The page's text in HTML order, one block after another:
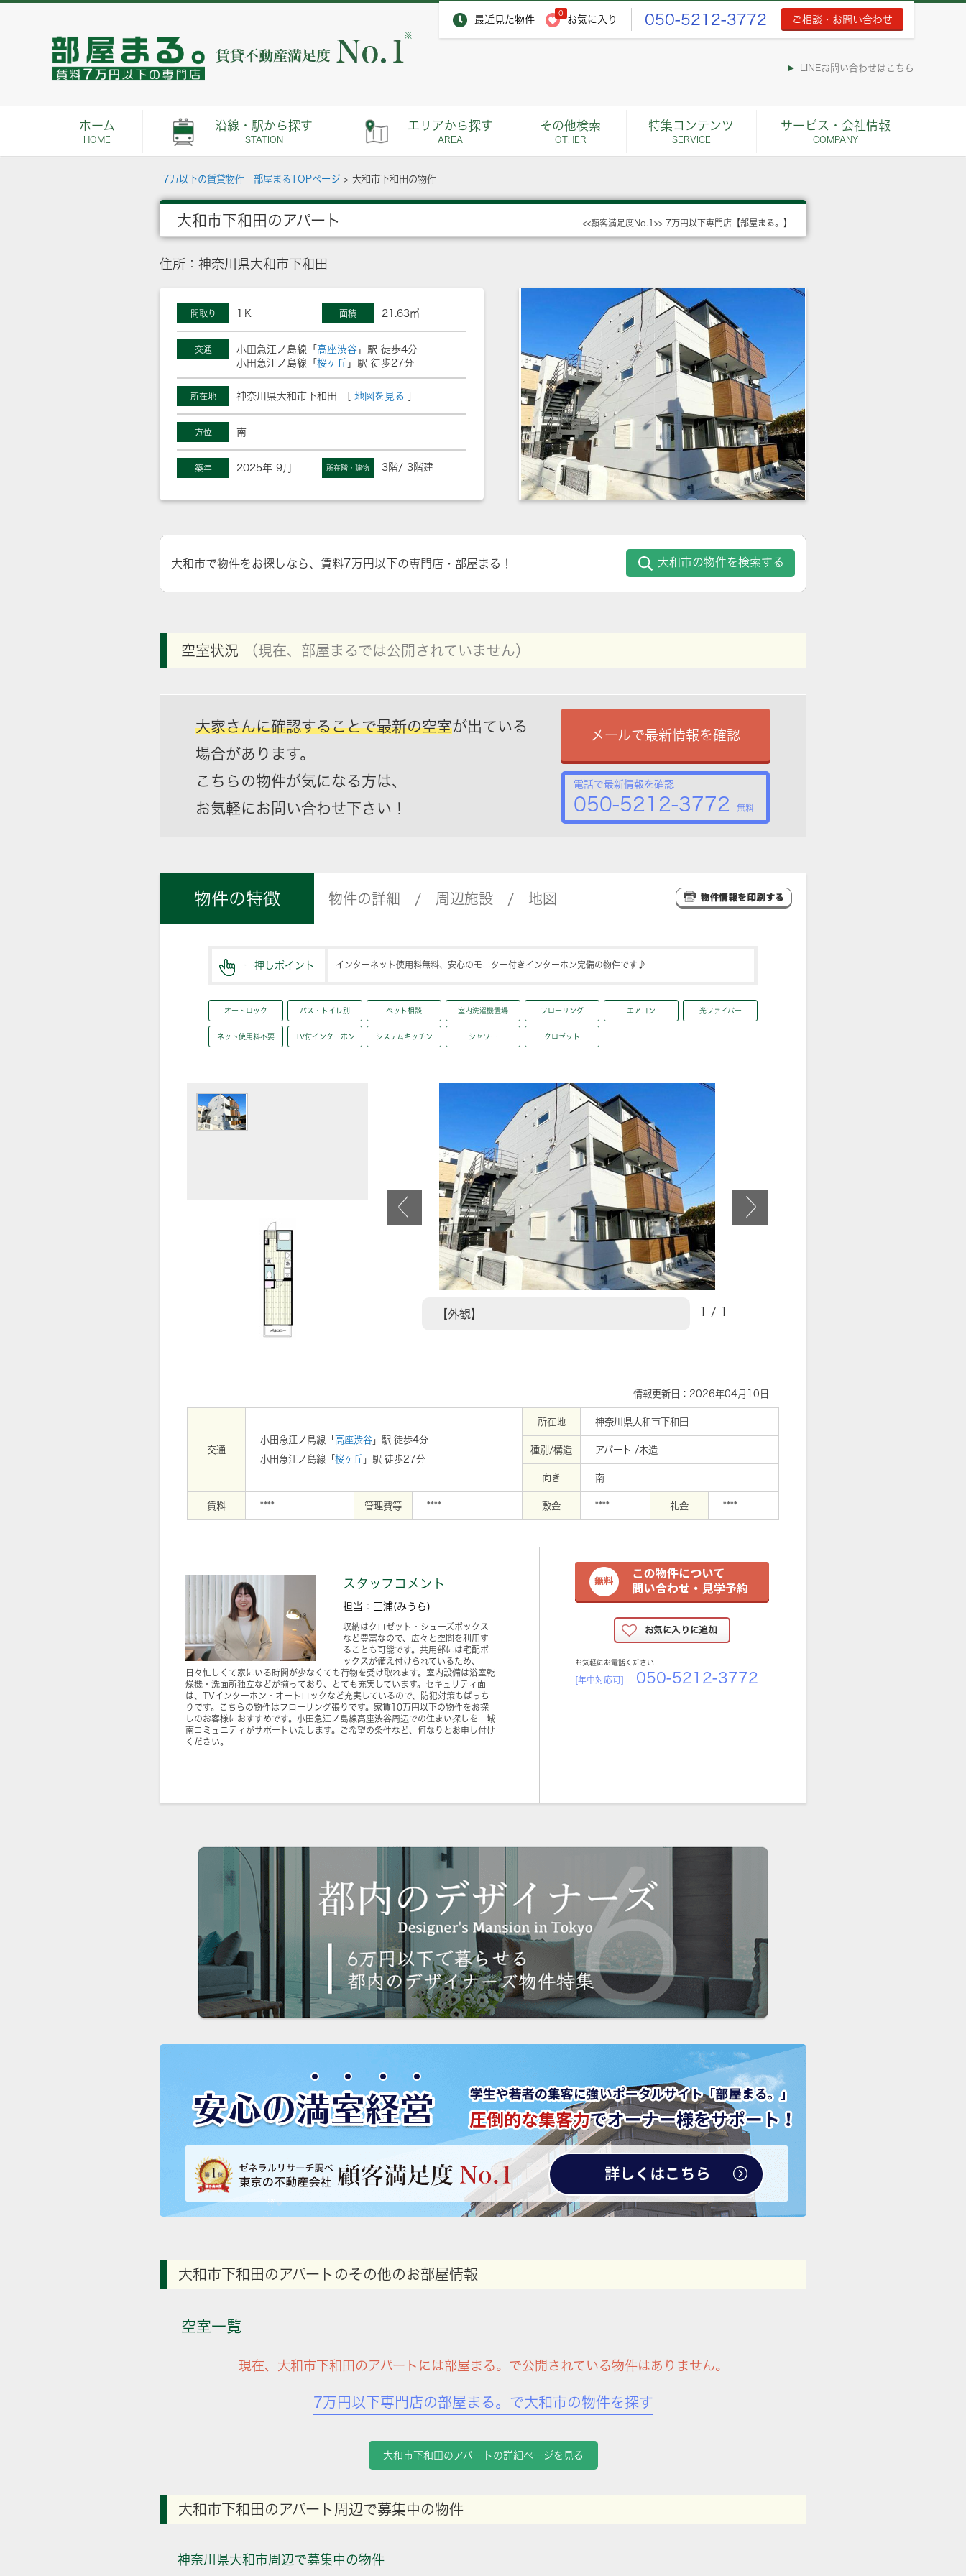
最近見た物件
0
お気に入り 050-5212-3772 ご相談・お問い合わせ
※
LINEお問い合わせはこちら
ホーム
HOME
沿線・駅から探す
STATION
エリアから探す
AREA
その他検索
OTHER
特集コンテンツ
SERVICE
サービス・会社情報
COMPANY
7万以下の賃貸物件 部屋まるTOPページ > 大和市下和田の物件
大和市下和田のアパート <<顧客満足度No.1>> 7万円以下専門店【部屋まる。】
住所：神奈川県大和市下和田
間取り 1Ｋ 面積 21.63㎡
交通 小田急江ノ島線「 高座渋谷 」駅 徒歩4分
小田急江ノ島線「 桜ヶ丘 」駅 徒歩27分
所在地 神奈川県大和市下和田 [ 地図を見る
方位 南
築年 2025年 9月 所在階・建物 3階/ 3階建
大和市で物件をお探しなら、賃料7万円以下の専門店・部屋まる！ 大和市の物件を検索する
空室状況 （現在、部屋まるでは公開されていません）
大家さんに確認することで最新の空室が出ている
場合があります。
こちらの物件が気になる方は、
お気軽にお問い合わせ下さい！
メールで最新情報を確認
電話で最新情報を確認
050-5212-3772 無料
物件の特徴 物件の詳細 周辺施設 地図
一押しポイント インターネット使用料無料、安心のモニター付きインターホン完備の物件です♪
オートロック バス・トイレ別 ペット相談 室内洗濯機置場 フローリング エアコン 光ファイバー
ネット使用料不要 TV付インターホン システムキッチン シャワー クロゼット
【外観】 1 / 1
情報更新日：2026年04月10日
交通
小田急江ノ島線「 高座渋谷 」駅 徒歩4分
小田急江ノ島線「 桜ヶ丘 」駅 徒歩27分
所在地 神奈川県大和市下和田
種別/構造 アパート /木造
向き 南
賃料 **** 管理費等 **** 敷金 **** 礼金 ****
スタッフコメント
担当：三浦(みうら)
収納はクロゼット・シューズボックス
など豊富なので、広々と空間を利用す
ることも可能です。共用部には宅配ボ
ックスが備え付けられているため、
日々忙しくて家にいる時間が少なくても荷物を受け取れます。室内設備は浴室乾
燥機・洗面所独立などが揃っており、とても充実しています。セキュリティ面
は、TVインターホン・オートロックなど充実しているので、防犯対策もばっち
りです。こちらの物件はフローリング張りです。家賃10万円以下の物件をお探
しのお客様におすすめです。小田急江ノ島線高座渋谷周辺での住まい探しを 城
南コミュニティがサポートいたします。ご希望の条件など、何なりとお申し付け
ください。
お気軽にお電話ください
[年中対応可] 050-5212-3772
大和市下和田のアパートのその他のお部屋情報
空室一覧
現在、大和市下和田のアパートには部屋まる。で公開されている物件はありません。
7万円以下専門店の部屋まる。で大和市の物件を探す
大和市下和田のアパートの詳細ページを見る
大和市下和田のアパート周辺で募集中の物件
神奈川県大和市周辺で募集中の物件